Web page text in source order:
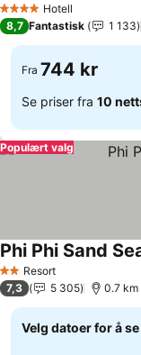
4 StjernerHotell
8,7 Fantastisk 1 133
Fra 744 kr
Se priser fra 10
Populært valg
2 Stjerner
Resort
Phi Phi Sand
7,3 5 305 0.7 km
Velg datoer for å